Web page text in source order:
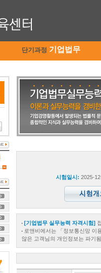
단기과정 기업법무
시험일시: 2025-
[기업법무 실무능력 자격시험]
로앤비에서는 「정보통신망 이
않은 고객님의 개인정보는 파기